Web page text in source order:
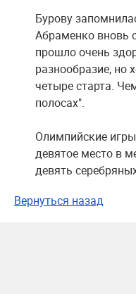
Бурову
Абраменко вновь
прошло очень
разнообразие, но
четыре старта.
полосах".
Олимпийские
девятое место в
девять
Вернуться назад